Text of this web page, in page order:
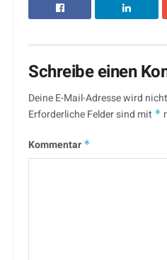
Schreibe einen
Deine E-Mail-Adresse wird
Erforderliche Felder sind mit *
Kommentar *